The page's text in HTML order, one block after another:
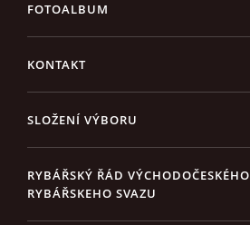
FOTOALBUM
KONTAKT
SLOŽENÍ VÝBORU
RYBÁŘSKÝ ŘÁD VÝCHODOČESKÉHO
RYBÁŘSKEHO SVAZU